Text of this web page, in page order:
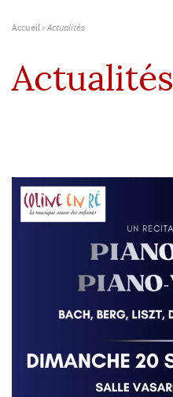
Accueil»Actualités
Actualités